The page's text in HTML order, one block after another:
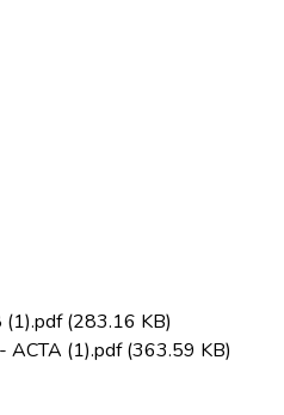
(1).pdf(283.16 KB)
ACTA (1).pdf(363.59 KB)